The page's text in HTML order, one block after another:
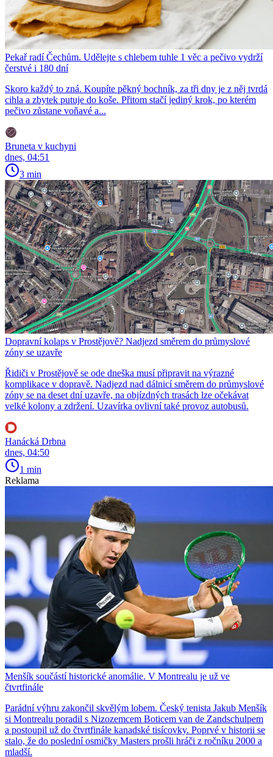
Pekař radí Čechům. Udělejte s chlebem tuhle 1 věc a pečivo vydrží
čerstvé i 180 dní
Skoro každý to zná. Koupíte pěkný bochník, za tři dny je z něj tvrdá
cihla a zbytek putuje do koše. Přitom stačí jediný krok, po kterém
pečivo zůstane voňavé a...
Bruneta v kuchyni
dnes, 04:51
3 min
Dopravní kolaps v Prostějově? Nadjezd směrem do průmyslové
zóny se uzavře
Řidiči v Prostějově se ode dneška musí připravit na výrazné
komplikace v dopravě. Nadjezd nad dálnicí směrem do průmyslové
zóny se na deset dní uzavře, na objízdných trasách lze očekávat
velké kolony a zdržení. Uzavírka ovlivní také provoz autobusů.
Hanácká Drbna
dnes, 04:50
1 min
Reklama
Menšík součástí historické anomálie. V Montrealu je už ve
čtvrtfinále
Parádní výhru zakončil skvělým lobem. Český tenista Jakub Menšík
si Montrealu poradil s Nizozemcem Boticem van de Zandschulpem
a postoupil už do čtvrtfinále kanadské tisícovky. Poprvé v historii se
stalo, že do poslední osmičky Masters prošli hráči z ročníku 2000 a
mladší.